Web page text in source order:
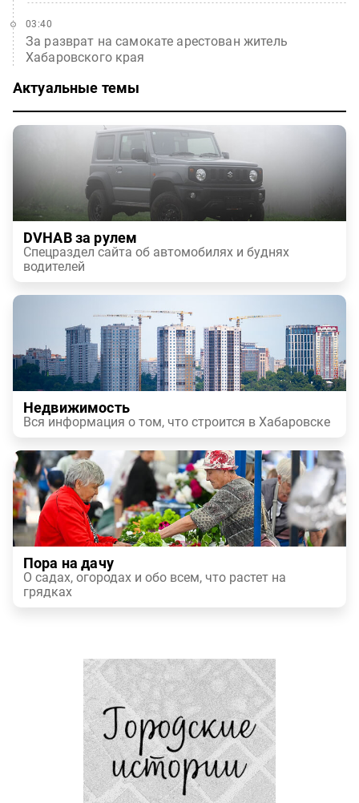
За разврат на самокате арестован житель
Хабаровского края
03:40
Актуальные темы
DVHAB за рулем
Спецраздел сайта об автомобилях и буднях
водителей
Недвижимость
Вся информация о том, что строится в Хабаровске
Пора на дачу
О садах, огородах и обо всем, что растет на
грядках